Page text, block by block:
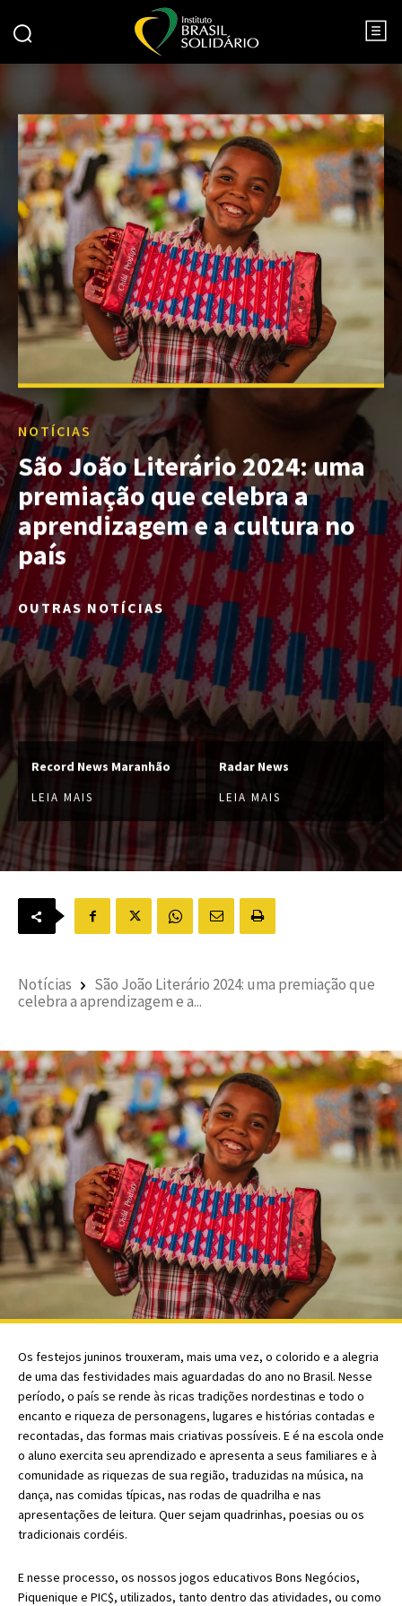
NOTÍCIAS
São João Literário 2024: uma
premiação que celebra a
aprendizagem e a cultura no
país
OUTRAS NOTÍCIAS
Record News Maranhão
LEIA MAIS
Radar News
LEIA MAIS
Notícias
São João Literário 2024: uma premiação que
celebra a aprendizagem e a...
Os festejos juninos trouxeram, mais uma vez, o colorido e a alegria
de uma das festividades mais aguardadas do ano no Brasil. Nesse
período, o país se rende às ricas tradições nordestinas e todo o
encanto e riqueza de personagens, lugares e histórias contadas e
recontadas, das formas mais criativas possíveis. E é na escola onde
o aluno exercita seu aprendizado e apresenta a seus familiares e à
comunidade as riquezas de sua região, traduzidas na música, na
dança, nas comidas típicas, nas rodas de quadrilha e nas
apresentações de leitura. Quer sejam quadrinhas, poesias ou os
tradicionais cordéis.
E nesse processo, os nossos jogos educativos Bons Negócios,
Piquenique e PIC$, utilizados, tanto dentro das atividades, ou como